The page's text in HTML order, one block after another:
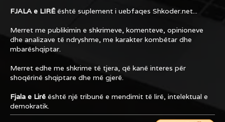
FJALA e LIRËështë suplement i uebfaqes Shkoder.net...
Merret me publikimin e shkrimeve, komenteve, opinioneve
dhe analizave të ndryshme, me karakter kombëtar dhe
mbarëshqiptar.
Merret edhe me shkrime të tjera, që kanë interes për
shoqërinë shqiptare dhe më gjerë.
Fjala e Lirë është një tribunë e mendimit të lirë, intelektual e
demokratik.